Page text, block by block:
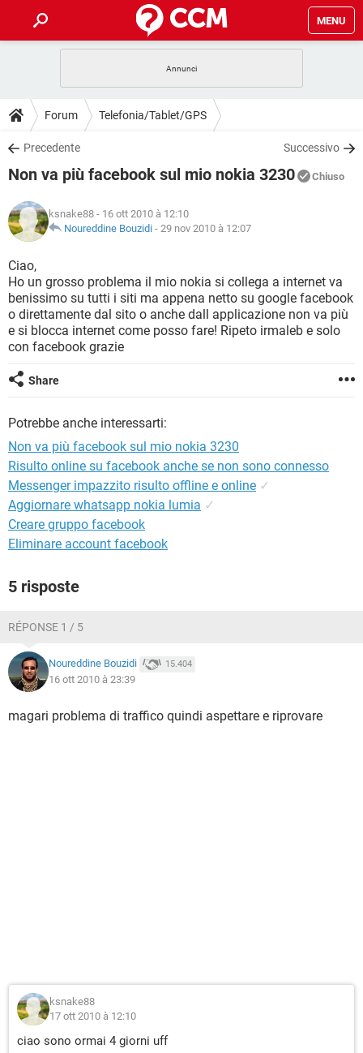
MENU
INTRATTENIMENTO ANDROID
iOS
INSTAGRAM WHATSAPP
TIKTOK
HARDWARE
GUIDE
COVID-19 GAMING
INSTAGRAM
TIKTOK
HARDWARE
DOWNLOAD
COVID-19 GAMING
INTRATTENIMENTO
iOS WINDOWS 10
INSTAGRAM
TIKTOK FACEBOOK
HARDWARE
COVID-19
INTRATTENIMENTO
iOS
INSTAGRAM WHATSAPP
TIKTOK FACEBOOK
HARDWARE
GLOSSARIO
COVID-19
INTRATTENIMENTO ANDROID
iOS WINDOWS 10
INSTAGRAM WHATSAPP
TIKTOK
Forum Telefonia/Tablet/GPS
Precedente Successivo
Non va più facebook sul mio nokia 3230 Chiuso
ksnake88 - 16 ott 2010 à 12:10
Noureddine Bouzidi - 29 nov 2010 à 12:07
Ciao,
Ho un grosso problema il mio nokia si collega a internet va
benissimo su tutti i siti ma appena netto su google facebook
o direttamente dal sito o anche dall applicazione non va più
e si blocca internet come posso fare! Ripeto irmaleb e solo
con facebook grazie
Share
Potrebbe anche interessarti:
Non va più facebook sul mio nokia 3230
Risulto online su facebook anche se non sono connesso
Messenger impazzito risulto offline e online ✓
Aggiornare whatsapp nokia lumia ✓
Creare gruppo facebook
Eliminare account facebook
5 risposte
RÉPONSE 1 / 5
Noureddine Bouzidi 15.404
16 ott 2010 à 23:39
magari problema di traffico quindi aspettare e riprovare
ksnake88
17 ott 2010 à 12:10
ciao sono ormai 4 giorni uff